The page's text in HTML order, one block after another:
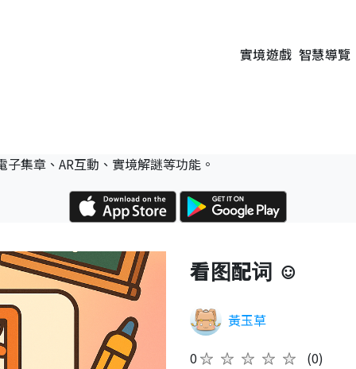
實境遊戲 智慧導覽
集章、AR互動、實境解謎等功能。
看图配词 ☺️
黃玉草
0★★★★★
(0)